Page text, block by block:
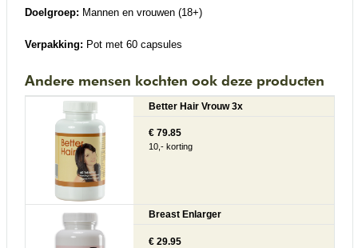
Doelgroep: Mannen en vrouwen (18+)
Verpakking: Pot met 60 capsules
Andere mensen kochten ook deze producten
Better Hair Vrouw 3x
€ 79.85
10,- korting
Breast Enlarger
€ 29.95